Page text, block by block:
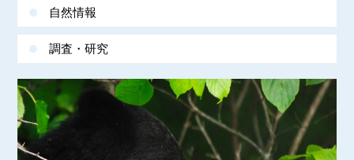
自然情報
調査・研究